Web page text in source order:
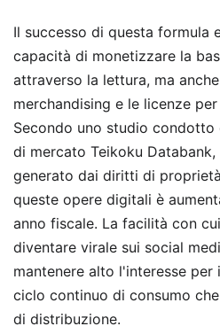
Il successo di questa formula
capacità di monetizzare la
attraverso la lettura, ma
merchandising e le licenze
Secondo uno studio
di mercato Teikoku
generato dai diritti di
queste opere digitali è
anno fiscale. La facilità con
diventare virale sui social
mantenere alto l'interesse per
ciclo continuo di consumo
di distribuzione.